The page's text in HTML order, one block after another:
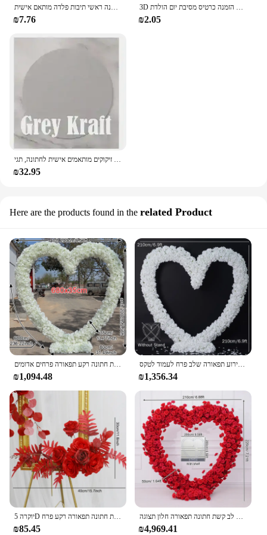
שם אופנה ראשי תיבות פלדה מותאם אישית broofches פלדה ראשי אותיות סמלים בגדים groom צווארון דש סיכות תכשיטים חתונה מתנות הגבר הכי טוב
₪7.76
3D אדום עלה קשת רומנטי האהבה יום הזמנות נייר הזמנה כרטיס מסיבת יום הולדת pop up כרטיס חתונה כרטיס ברכה
₪2.05
₪32.95
Here are the products found in the related Product
₪1,094.48
ורד לבן אדום סידור פרחים בצורת לב רקע חתונה מסגרת תפאורה אירוע תפאורה שלב פרח לעמוד לטקס a8745
₪1,356.34
₪85.45 ₪4,969.41